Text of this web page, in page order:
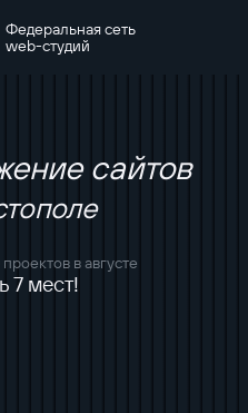
Федеральная сеть
web-студий
сайтов
в августе
7 мест!